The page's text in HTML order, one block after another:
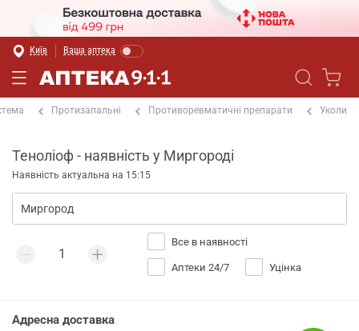
Київ Ваша аптека
Протизапальні Противоревматичні препарати Уколи
Теноліоф - наявність у Миргороді
Наявність актуальна на 15:15
Все в наявності
Аптеки 24/7 Уцінка
Адресна доставка